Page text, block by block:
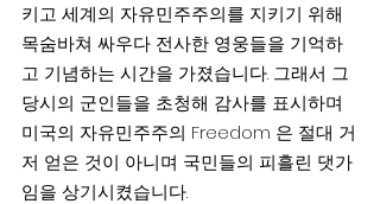
키고 세계의 자유민주주의를 지키기 위해
목숨바쳐 싸우다 전사한 영웅들을 기억하
고 기념하는 시간을 가졌습니다. 그래서 그
당시의 군인들을 초청해 감사를 표시하며
미국의 자유민주주의 Freedom 은 절대 거
저 얻은 것이 아니며 국민들의 피흘린 댓가
임을 상기시켰습니다.